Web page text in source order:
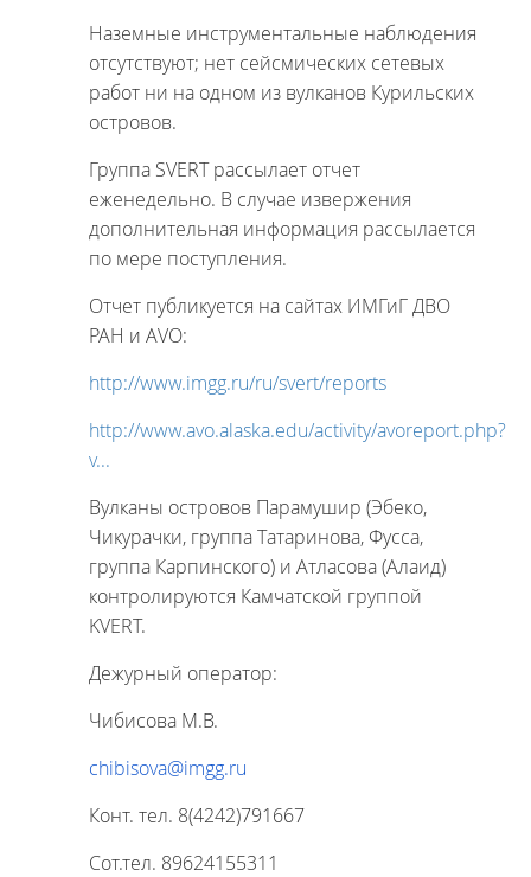
Наземные инструментальные наблюдения
отсутствуют; нет сейсмических сетевых
работ ни на одном из вулканов Курильских
островов.
Группа SVERT рассылает отчет
еженедельно. В случае извержения
дополнительная информация рассылается
по мере поступления.
Отчет публикуется на сайтах ИМГиГ ДВО
РАН и АVО:
http://www.imgg.ru/ru/svert/reports
http://www.avo.alaska.edu/activity/avoreport.php?
v...
Вулканы островов Парамушир (Эбеко,
Чикурачки, группа Татаринова, Фусса,
группа Карпинского) и Атласова (Алаид)
контролируются Камчатской группой
KVERT.
Дежурный оператор:
Чибисова М.В.
chibisova@imgg.ru
Конт. тел. 8(4242)791667
Сот.тел. 89624155311